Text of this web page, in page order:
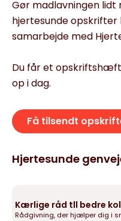
Gør madlavningen
hjertesunde opskrifter
samarbejde med
Du får et
op i dag.
Få tilsendt
Hjertesunde
Kærlige råd tll bedre
Rådgivning, der hjælper dig i